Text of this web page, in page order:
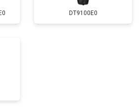
DT9100E0